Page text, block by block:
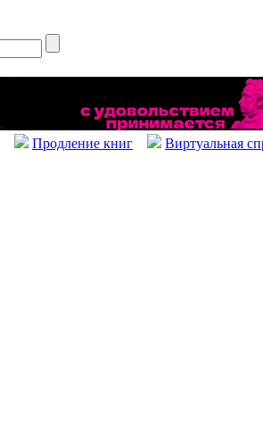
Продление книг Виртуальная